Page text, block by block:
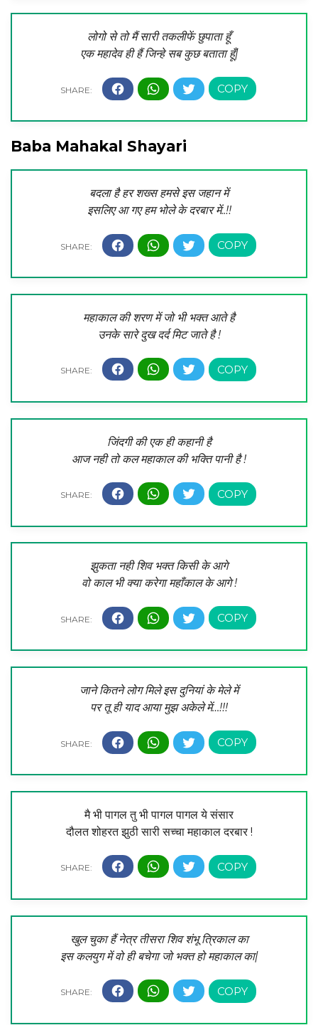
लोगो से तो मैं सारी तकलीफें छुपाता हूँ
एक महादेव ही हैं जिन्हे सब कुछ बताता हूँ|
Baba Mahakal Shayari
बदला है हर शख्स हमसे इस जहान में
इसलिए आ गए हम भोले के दरबार में..!!
महाकाल की शरण में जो भी भक्त आते है
उनके सारे दुख दर्द मिट जाते है !
जिंदगी की एक ही कहानी है
आज नही तो कल महाकाल की भक्ति पानी है !
झुकता नही शिव भक्त किसी के आगे
वो काल भी क्या करेगा महाँकाल के आगे !
जाने कितने लोग मिले इस दुनियां के मेले में
पर तू ही याद आया मुझ अकेले में…!!!
मै भी पागल तु भी पागल पागल ये संसार
दौलत शोहरत झुठी सारी सच्चा महाकाल दरबार !
खुल चुका हैं नेत्र तीसरा शिव शंभू त्रिकाल का
इस कलयुग में वो ही बचेगा जो भक्त हो महाकाल का|